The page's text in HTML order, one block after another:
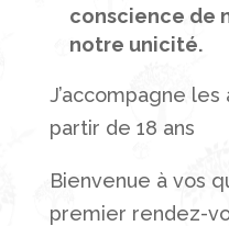
conscience de
notre unicité.
J’accompagne
partir de 18 ans
Bienvenue à vos
premier rendez-